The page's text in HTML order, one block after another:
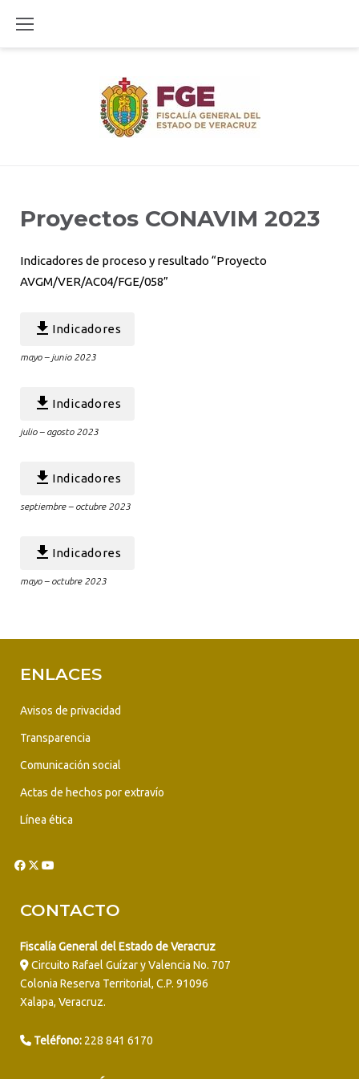
Proyectos
CONAVIM
2023
Proyectos CONAVIM 2023
Indicadores de proceso y resultado “Proyecto
AVGM/VER/AC04/FGE/058”
Indicadores
mayo – junio 2023
Indicadores
julio – agosto 2023
Indicadores
septiembre – octubre 2023
Indicadores
mayo – octubre 2023
ENLACES
Avisos de privacidad
Transparencia
Comunicación social
Actas de hechos por extravío
Línea ética
CONTACTO
Fiscalía General del Estado de Veracruz
Circuito Rafael Guízar y Valencia No. 707
Colonia Reserva Territorial, C.P. 91096
Xalapa, Veracruz.
Teléfono: 228 841 6170